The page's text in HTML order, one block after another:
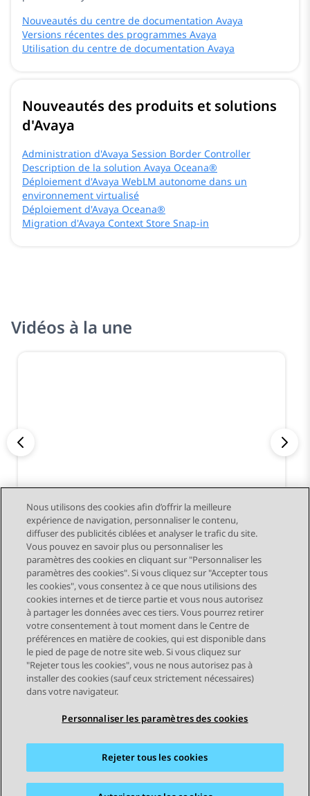
Nouveautés du centre de documentation Avaya
Versions récentes des programmes Avaya
Utilisation du centre de documentation Avaya
Nouveautés des produits et solutions
d'Avaya
Administration d'Avaya Session Border Controller
Description de la solution Avaya Oceana®
Déploiement d'Avaya WebLM autonome dans un
environnement virtualisé
Déploiement d'Avaya Oceana®
Migration d'Avaya Context Store Snap-in
Vidéos à la une
Présentation de l'application de bureau
Avaya Cloud Office
STAY CONNECTED
Conditions d'utilisation
Nous utilisons des cookies afin d’offrir la meilleure
expérience de navigation, personnaliser le contenu,
diffuser des publicités ciblées et analyser le trafic du site.
Vous pouvez en savoir plus ou personnaliser les
paramètres des cookies en cliquant sur "Personnaliser les
paramètres des cookies". Si vous cliquez sur "Accepter tous
les cookies", vous consentez à ce que nous utilisions des
cookies internes et de tierce partie et vous nous autorisez
à partager les données avec ces tiers. Vous pourrez retirer
votre consentement à tout moment dans le Centre de
préférences en matière de cookies, qui est disponible dans
le pied de page de notre site web. Si vous cliquez sur
"Rejeter tous les cookies", vous ne nous autorisez pas à
installer des cookies (sauf ceux strictement nécessaires)
dans votre navigateur.
Personnaliser les paramètres des cookies
Rejeter tous les cookies